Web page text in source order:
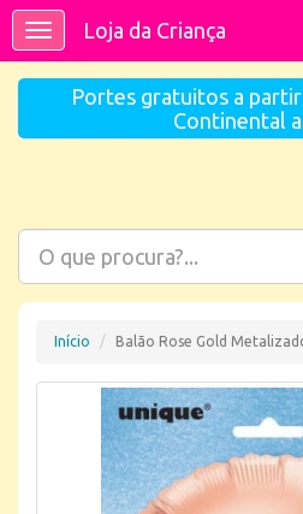
ToggleLoja da Criança
Portes gratuitos a
Continental
Início Balão Rose Gold